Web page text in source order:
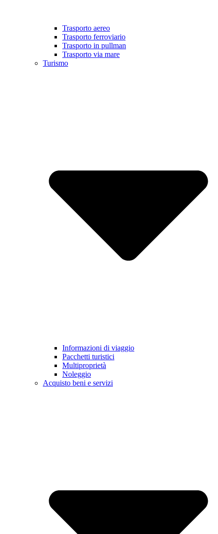
Trasporto aereo
Trasporto ferroviario
Trasporto in pullman
Trasporto via mare
Turismo
Informazioni di viaggio
Pacchetti turistici
Multiproprietà
Noleggio
Acquisto beni e servizi